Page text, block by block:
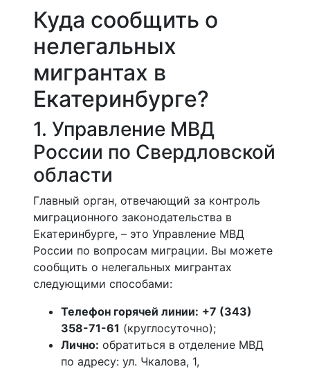
Куда сообщить о
нелегальных
мигрантах в
Екатеринбурге?
1. Управление МВД
России по Свердловской
области
Главный орган, отвечающий за контроль
миграционного законодательства в
Екатеринбурге, – это Управление МВД
России по вопросам миграции. Вы можете
сообщить о нелегальных мигрантах
следующими способами:
Телефон горячей линии: +7 (343)
358-71-61 (круглосуточно);
Лично: обратиться в отделение МВД
по адресу: ул. Чкалова, 1,